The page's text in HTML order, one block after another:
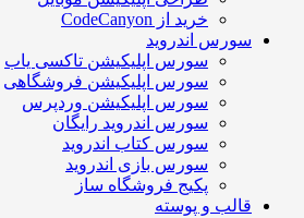
خرید از CodeCanyon
اندروید
سورس اپلیکیشن تاکسی یاب
سورس اپلیکیشن فروشگاهی
سورس اپلیکیشن وردپرس
سورس اندروید رایگان
سورس کتاب اندروید
سورس بازی اندروید
پکیج فروشگاه ساز
و پوسته